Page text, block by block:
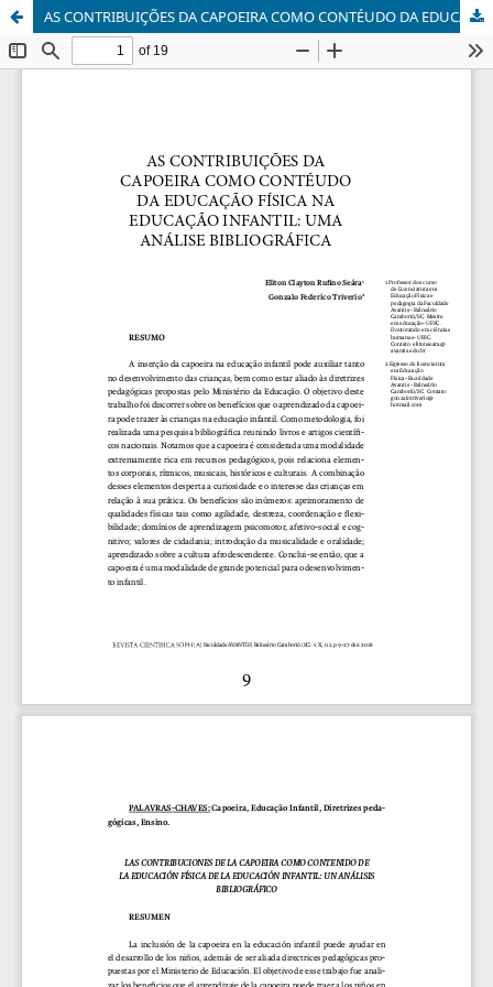
AS CONTRIBUIÇÕES DA CAPOEIRA COMO CONTÉUDO DA EDUCAÇÃO FÍSICA NA EDUCAÇÃO INFANTIL: UMA ANÁLISE BIBLIOGRÁFICA